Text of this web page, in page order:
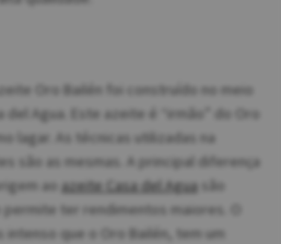
Oro Bailén foi construído no meio
del Agua. Este azeite é “irmão” do Oro
lagar. As técnicas utilizadas na
são as mesmas. A principal diferença
ao azeite Casa del Agua são
permite ter rendimentos maiores. O
intenso que o Oro Bailén, tem um